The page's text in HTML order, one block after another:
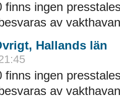
finns ingen
av
Hallands län
finns ingen
av